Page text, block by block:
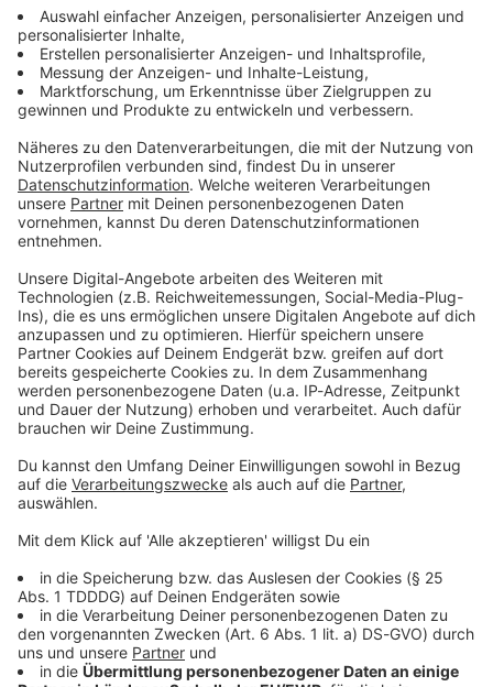
Zum Newsletter anmelden
Du möchtest uns etwas sagen?
Kontaktformular
Sprachnachricht
© dpa-infocom, dpa:260119-930-565597/1
DAS KÖNNTE DICH AUCH INTERESSIEREN
Stars